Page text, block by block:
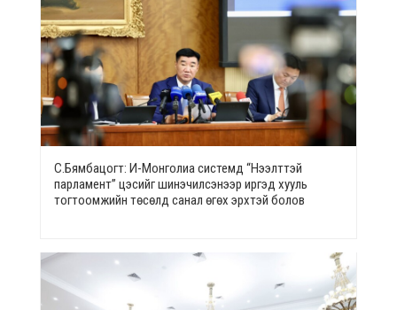
С.Бямбацогт: И-Монголиа системд “Нээлттэй
парламент” цэсийг шинэчилсэнээр иргэд хууль
тогтоомжийн төсөлд санал өгөх эрхтэй болов